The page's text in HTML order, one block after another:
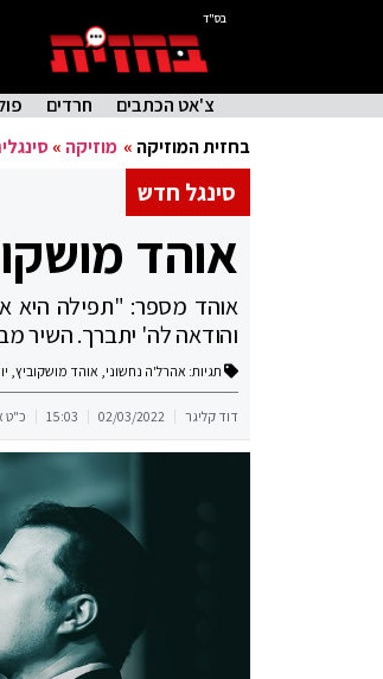
בס"ד
צ'אט הכתבים חרדים
בחזית המוזיקה » מוזיקה »
סינגל חדש
אוהד
אוהד מספר: "תפילה היא
והודאה לה' יתברך. השיר
תגיות: אהרל'ה נחשוני, אוהד מושקוביץ,
דוד קליגר 02/03/2022
15:03 כ"ט